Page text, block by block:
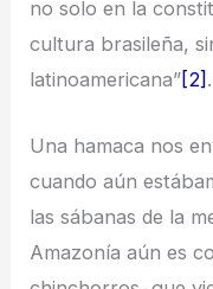
no solo en la
cultura brasileña,
latinoamericana”[2] .
Una hamaca nos
cuando aún
las sábanas de la
Amazonía aún es